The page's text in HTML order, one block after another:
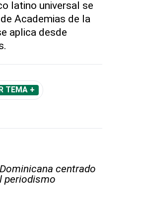
latino universal se
Academias de la
aplica desde
TEMA +
centrado
periodismo